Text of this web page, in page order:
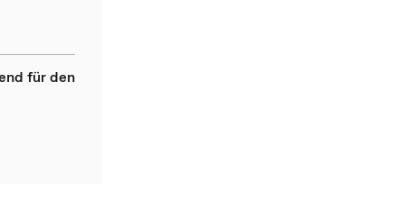
für den